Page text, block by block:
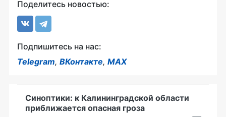
Поделитесь новостью:
Подпишитесь на нас:
Telegram, ВКонтакте, MAX
Синоптики: к Калининградской области
приближается опасная гроза